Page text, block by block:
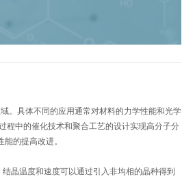
。具体不同的应用通常对材料的力学性能和光学
程中的催化技术和聚合工艺的设计实现高分子分
的提高改进。
晶温度和速度可以通过引入非均相的晶种得到